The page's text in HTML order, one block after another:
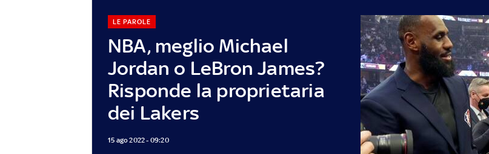
NBA, meglio Michael
Jordan o LeBron James?
Risponde la proprietaria
dei Lakers
LE PAROLE
15 ago 2022 - 09:20